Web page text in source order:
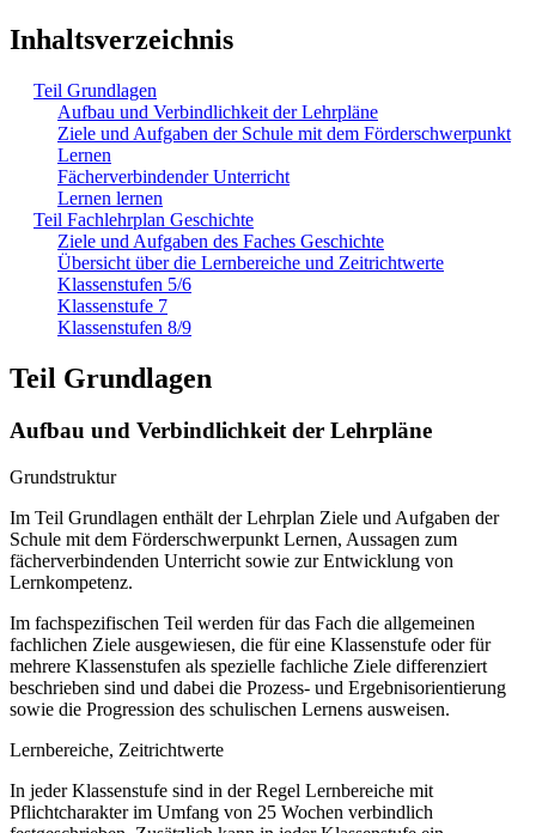
Inhaltsverzeichnis
Teil Grundlagen
Aufbau und Verbindlichkeit der Lehrpläne
Ziele und Aufgaben der Schule mit dem Förderschwerpunkt
Lernen
Fächerverbindender Unterricht
Lernen lernen
Teil Fachlehrplan Geschichte
Ziele und Aufgaben des Faches Geschichte
Übersicht über die Lernbereiche und Zeitrichtwerte
Klassenstufen 5/6
Klassenstufe 7
Klassenstufen 8/9
Teil Grundlagen
Aufbau und Verbindlichkeit der Lehrpläne
Grundstruktur
Im Teil Grundlagen enthält der Lehrplan Ziele und Aufgaben der
Schule mit dem Förderschwerpunkt Lernen, Aussagen zum
fächerverbindenden Unterricht sowie zur Entwicklung von
Lernkompetenz.
Im fachspezifischen Teil werden für das Fach die allgemeinen
fachlichen Ziele ausgewiesen, die für eine Klassenstufe oder für
mehrere Klassenstufen als spezielle fachliche Ziele differenziert
beschrieben sind und dabei die Prozess- und Ergebnisorientierung
sowie die Progression des schulischen Lernens ausweisen.
Lernbereiche, Zeitrichtwerte
In jeder Klassenstufe sind in der Regel Lernbereiche mit
Pflichtcharakter im Umfang von 25 Wochen verbindlich